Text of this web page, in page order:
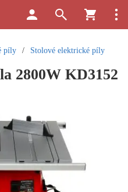
píly / Stolové elektrické píly
2800W KD3152